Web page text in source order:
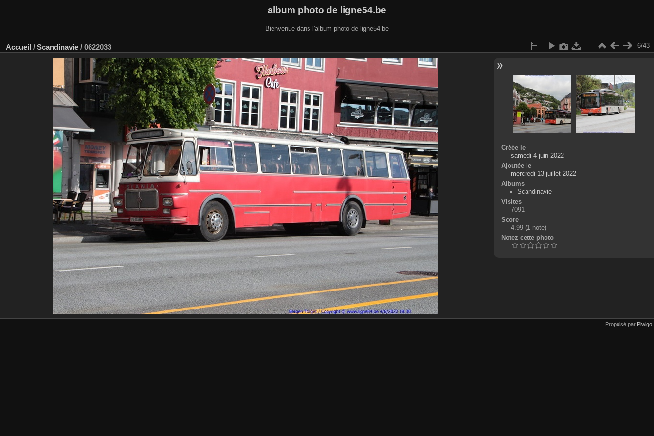
album photo de ligne54.be
Bienvenue dans l'album photo de ligne54.be
Accueil / Scandinavie / 0622033 6/43
Créée le
samedi 4 juin 2022
Ajoutée le
mercredi 13 juillet 2022
Albums
Scandinavie
Visites
7091
Score
4.99 (1 note)
Notez cette photo
Propulsé par Piwigo